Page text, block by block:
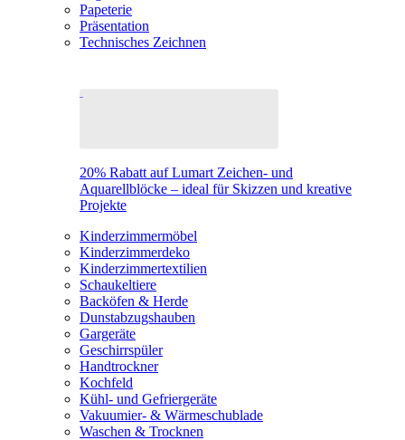
Papeterie
Präsentation
Technisches Zeichnen
20% Rabatt auf Lumart Zeichen- und
Aquarellblöcke – ideal für Skizzen und kreative
Projekte
Kinderzimmermöbel
Kinderzimmerdeko
Kinderzimmertextilien
Schaukeltiere
Backöfen & Herde
Dunstabzugshauben
Gargeräte
Geschirrspüler
Handtrockner
Kochfeld
Kühl- und Gefriergeräte
Vakuumier- & Wärmeschublade
Waschen & Trocknen